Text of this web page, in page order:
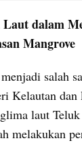
dalam
Mangrove
salah
Kelautan dan
laut
melakukan